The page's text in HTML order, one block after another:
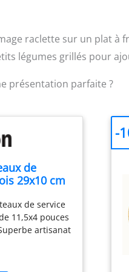
raclette sur un plat
légumes grillés pour
présentation parfaite ?
de
29x10 cm
- Plateaux
bois pour
pain,
(lot de 2)
de service
11,5x4 pouces
artisanat
et finition de
-